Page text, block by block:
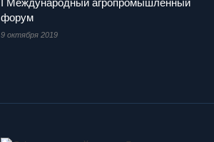
I Международный агропромышленный
форум
9 октября 2019